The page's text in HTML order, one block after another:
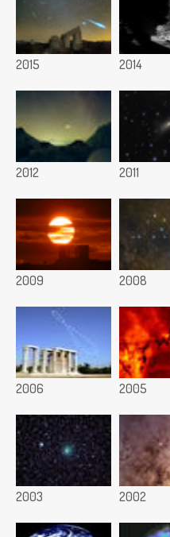
2015 2014
2012 2011
2009 2008
2006 2005
2003 2002